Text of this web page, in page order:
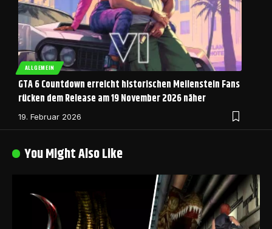
ALLGEMEIN
GTA 6 Countdown erreicht historischen Meilenstein Fans
rücken dem Release am 19 November 2026 näher
19. Februar 2026
You Might Also Like